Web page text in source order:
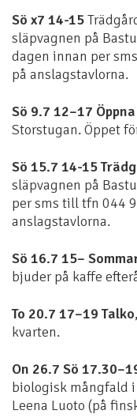
Sö x7 14-15
släpvagnen på
dagen innan per
på anslagstavlorna.
Sö 9.7 12–17
Storstugan. Öppet
Sö 15.7 14-15
släpvagnen på
per sms till tfn 044
anslagstavlorna.
Sö 16.7 15–
bjuder på kaffe
To 20.7 17–19 Talko
kvarten.
On 26.7 Sö
biologisk mångfald
Leena Luoto (på